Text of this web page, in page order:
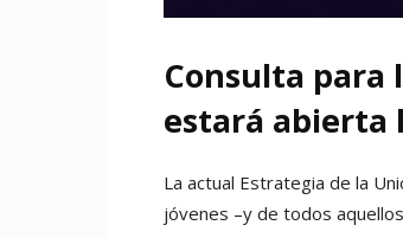
Consulta para
estará abierta
La actual Estrategia de la
jóvenes –y de todos